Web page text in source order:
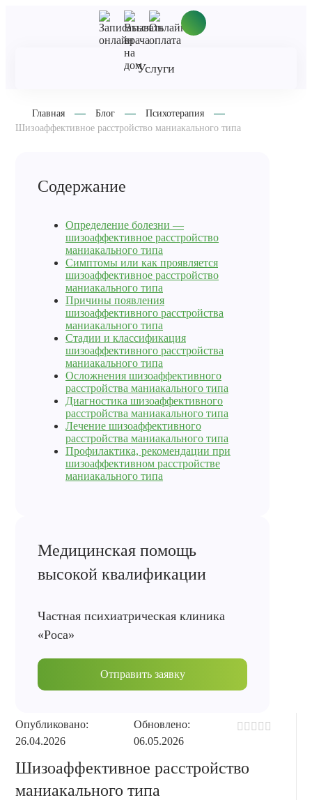
Услуги
Главная Блог
Психотерапия
Шизоаффективное расстройство маниакального типа
Опубликовано:
26.04.2026
Обновлено:
06.05.2026
Шизоаффективное расстройство
маниакального типа
Содержание
Определение болезни —
шизоаффективное расстройство
маниакального типа
Симптомы или как проявляется
шизоаффективное расстройство
маниакального типа
Причины появления
шизоаффективного расстройства
маниакального типа
Стадии и классификация
шизоаффективного расстройства
маниакального типа
Осложнения шизоаффективного
расстройства маниакального типа
Диагностика шизоаффективного
расстройства маниакального типа
Лечение шизоаффективного
расстройства маниакального типа
Профилактика, рекомендации при
шизоаффективном расстройстве
маниакального типа
Медицинская помощь
высокой квалификации
Частная психиатрическая клиника
«Роса»
Отправить заявку